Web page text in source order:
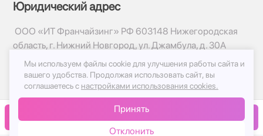
В корзину
Юридический адрес
ООО «ИТ Франчайзинг» РФ 603148 Нижегородская
область, г. Нижний Новгород, ул. Джамбула, д. 30А
© 2017-2026г, База Цветов 24.ру
Политика конфиденциальности
Публичная оферта
Мы используем файлы cookie для улучшения работы сайта и
вашего удобства. Продолжая использовать сайт, вы
соглашаетесь с настройками использования cookies.
Принять
Отклонить